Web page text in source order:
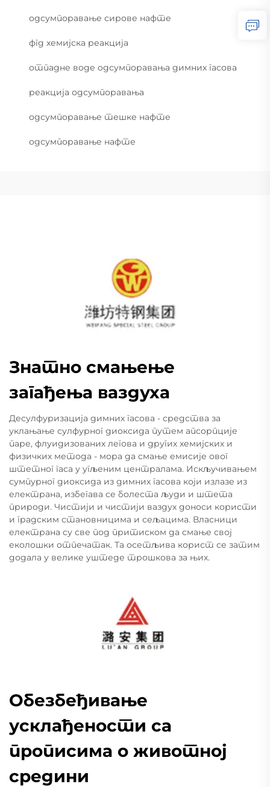
одсумпоравање сирове нафте
фгд хемијска реакција
отпадне воде одсумпоравања димних гасова
реакција одсумпоравања
одсумпоравање тешке нафте
одсумпоравање нафте
Знатно смањење
загађења ваздуха
Десулфуризација димних гасова - средства за
уклањање сулфурног диоксида путем апсорпције
паре, флуидизованих легова и других хемијских и
физичких метода - мора да смање емисије овог
штетног гаса у угљеним централама. Искључивањем
сумпурног диоксида из димних гасова који излазе из
електрана, избегава се болеста људи и штета
природи. Чистији и чистији ваздух доноси користи
и градским становницима и сељацима. Власници
електрана су све под притиском да смање свој
еколошки отпечатак. Та осетљива корист се затим
додала у велике уштеде трошкова за њих.
Обезбеђивање
усклађености са
прописима о животној
средини